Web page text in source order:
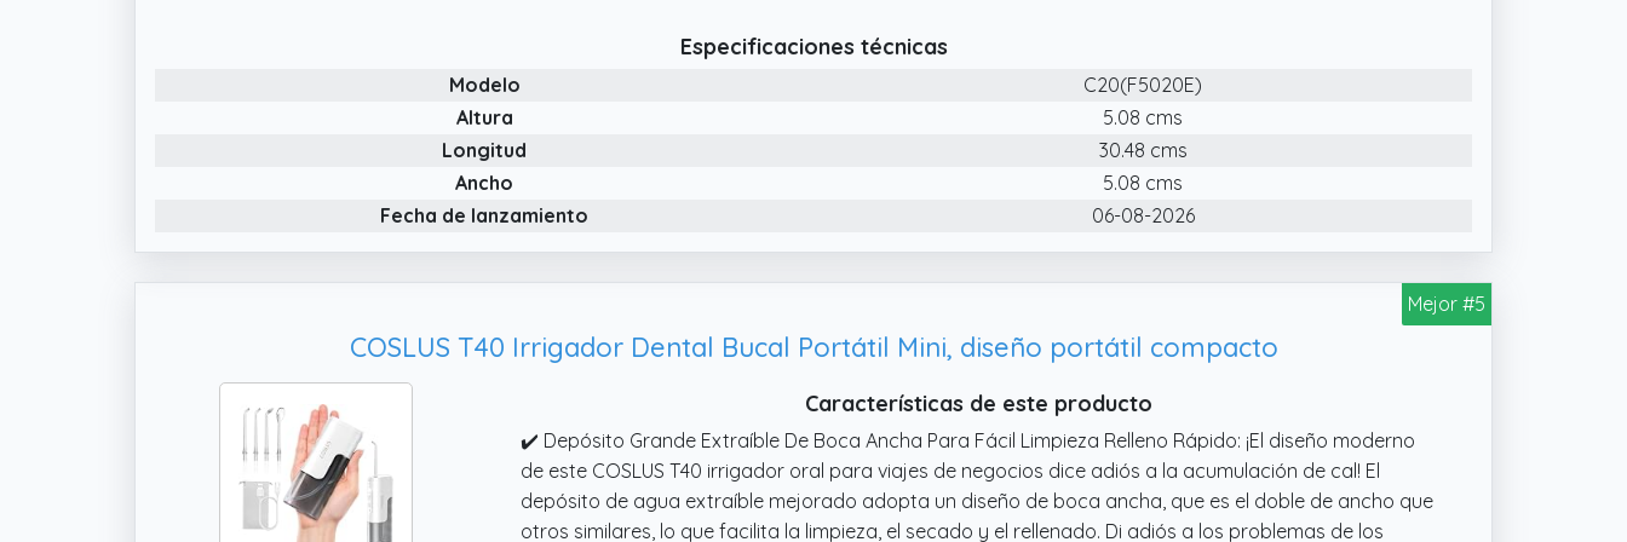
Especificaciones técnicas
Modelo
C20(F5020E)
Altura
5.08 cms
Longitud
30.48 cms
Ancho
5.08 cms
Fecha de lanzamiento
06-08-2026
Mejor #5
COSLUS T40 Irrigador Dental Bucal Portátil Mini, diseño portátil compacto
Características de este producto
✔️ Depósito Grande Extraíble De Boca Ancha Para Fácil Limpieza Relleno Rápido: ¡El diseño moderno
de este COSLUS T40 irrigador oral para viajes de negocios dice adiós a la acumulación de cal! El
depósito de agua extraíble mejorado adopta un diseño de boca ancha, que es el doble de ancho que
otros similares, lo que facilita la limpieza, el secado y el rellenado. Di adiós a los problemas de los